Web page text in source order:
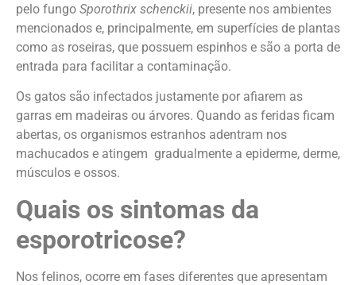
pelo fungo Sporothrix schenckii, presente nos ambientes
mencionados e, principalmente, em superfícies de plantas
como as roseiras, que possuem espinhos e são a porta de
entrada para facilitar a contaminação.
Os gatos são infectados justamente por afiarem as
garras em madeiras ou árvores. Quando as feridas ficam
abertas, os organismos estranhos adentram nos
machucados e atingem gradualmente a epiderme, derme,
músculos e ossos.
Quais os sintomas da
esporotricose?
Nos felinos, ocorre em fases diferentes que apresentam